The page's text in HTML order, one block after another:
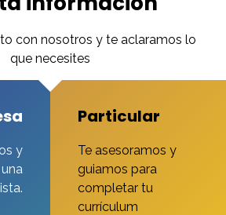
con nosotros y te aclaramos lo
que necesites
y
Particular
Te asesoramos y
guiamos para
completar tu
currículum